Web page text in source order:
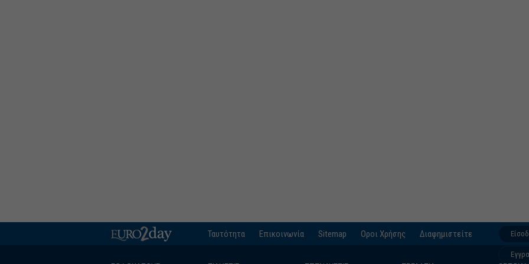
Ταυτότητα Επικοινωνία Sitemap Οροι Χρήσης Διαφημιστείτε